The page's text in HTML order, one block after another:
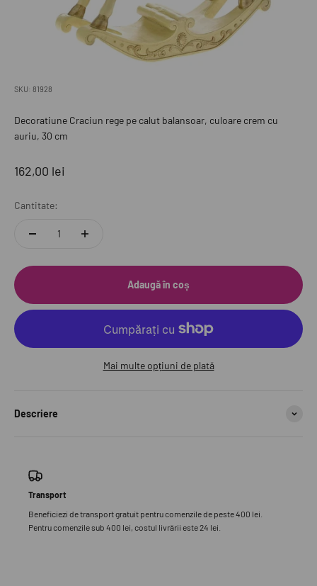
SKU: 81928
Decoratiune Craciun rege pe calut balansoar, culoare crem cu
auriu, 30 cm
Preț redus
162,00 lei
Cantitate:
Adaugă în coș
Mai multe opțiuni de plată
Descriere
Transport
Beneficiezi de transport gratuit pentru comenzile de peste 400 lei.
Pentru comenzile sub 400 lei, costul livrării este 24 lei.